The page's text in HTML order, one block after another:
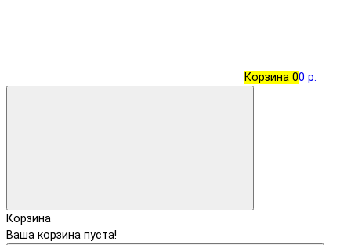
Корзина 00 р.
Корзина
Ваша корзина пуста!